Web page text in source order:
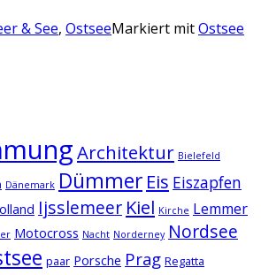
& See, OstseeMarkiert mitOstsee
Architektur Bielefeld
Dänemark Dümmer Eis Eiszapfen
Ijsslemeer Kiel Kirche Lemmer
Motocross Nacht Norderney Nordsee
paar Porsche Prag Regatta